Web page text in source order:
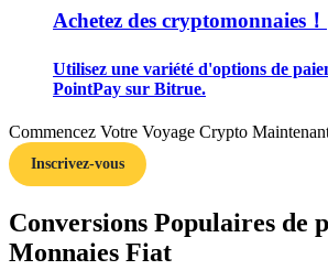
Stratégies de trading
Achetez des cryptomonnaies！
Utilisez une variété d'options de
PointPay sur Bitrue.
Commencez Votre Voyage Crypto
Inscrivez-vous
Conversions Populaires de
Monnaies Fiat